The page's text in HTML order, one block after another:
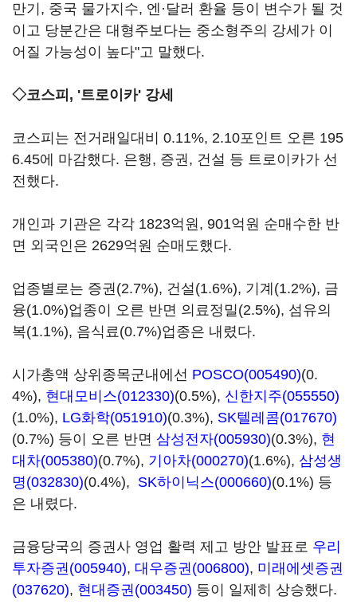
만기, 중국 물가지수, 엔·달러 환율 등이 변수가 될 것
이고 당분간은 대형주보다는 중소형주의 강세가 이
어질 가능성이 높다"고 말했다.
◇코스피, '트로이카' 강세
코스피는 전거래일대비 0.11%, 2.10포인트 오른 195
6.45에 마감했다. 은행, 증권, 건설 등 트로이카가 선
전했다.
개인과 기관은 각각 1823억원, 901억원 순매수한 반
면 외국인은 2629억원 순매도했다.
업종별로는 증권(2.7%), 건설(1.6%), 기계(1.2%), 금
융(1.0%)업종이 오른 반면 의료정밀(2.5%), 섬유의
복(1.1%), 음식료(0.7%)업종은 내렸다.
시가총액 상위종목군내에선 POSCO(005490)(0.
4%), 현대모비스(012330)(0.5%), 신한지주(055550)
(1.0%), LG화학(051910)(0.3%), SK텔레콤(017670)
(0.7%) 등이 오른 반면 삼성전자(005930)(0.3%), 현
대차(005380)(0.7%), 기아차(000270)(1.6%), 삼성생
명(032830)(0.4%), SK하이닉스(000660)(0.1%) 등
은 내렸다.
금융당국의 증권사 영업 활력 제고 방안 발표로 우리
투자증권(005940), 대우증권(006800), 미래에셋증권
(037620), 현대증권(003450) 등이 일제히 상승했다.